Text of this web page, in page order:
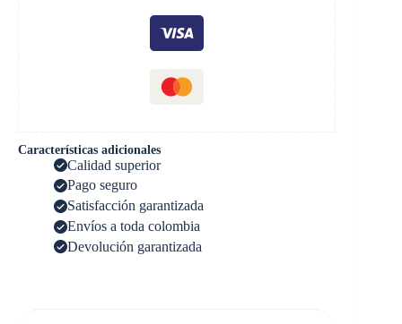
Características adicionales
Calidad superior
Pago seguro
Satisfacción garantizada
Envíos a toda colombia
Devolución garantizada